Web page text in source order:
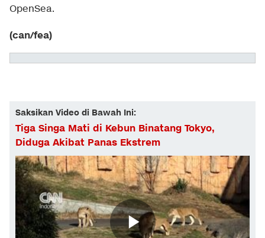
OpenSea.
(can/fea)
Saksikan Video di Bawah Ini:
Tiga Singa Mati di Kebun Binatang Tokyo,
Diduga Akibat Panas Ekstrem